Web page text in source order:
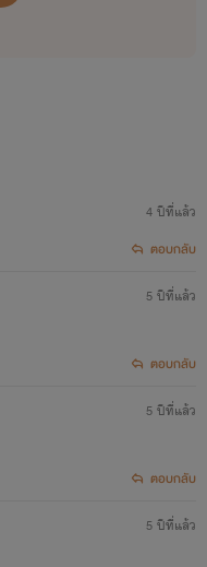
4 ปีที่แล้ว
ตอบกลับ
5 ปีที่แล้ว
ตอบกลับ
5 ปีที่แล้ว
ตอบกลับ
5 ปีที่แล้ว